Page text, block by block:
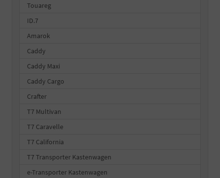
Touareg
ID.7
Amarok
Caddy
Caddy Maxi
Caddy Cargo
Crafter
T7 Multivan
T7 Caravelle
T7 California
T7 Transporter Kastenwagen
e-Transporter Kastenwagen